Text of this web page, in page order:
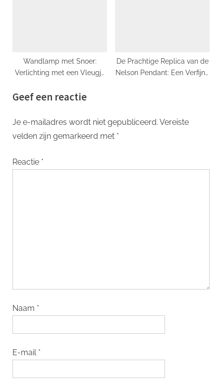
Wandlamp met Snoer:
Verlichting met een Vleugje
De Prachtige Replica van de
Nelson Pendant: Een Verfijnd
Geef een reactie
Je e-mailadres wordt niet gepubliceerd. Vereiste
velden zijn gemarkeerd met *
Reactie *
Naam *
E-mail *